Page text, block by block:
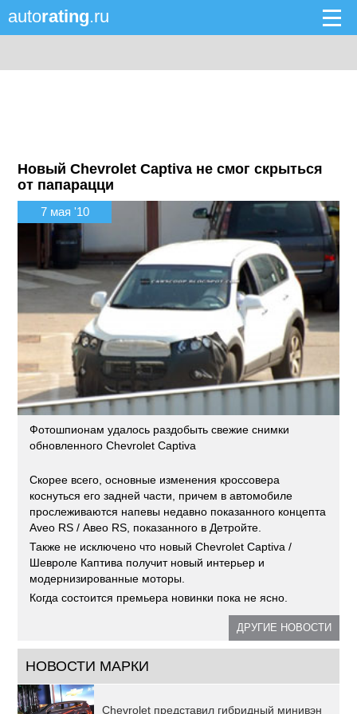
autorating.ru
Новый Chevrolet Captiva не смог скрыться
от папарацци
7 мая '10
Фотошпионам удалось раздобыть свежие снимки
обновленного Chevrolet Captiva
Скорее всего, основные изменения кроссовера
коснуться его задней части, причем в автомобиле
прослеживаются напевы недавно показанного концепта
Aveo RS / Авео RS, показанного в Детройте.
Также не исключено что новый Chevrolet Captiva /
Шевроле Каптива получит новый интерьер и
модернизированные моторы.
Когда состоится премьера новинки пока не ясно.
ДРУГИЕ НОВОСТИ
НОВОСТИ МАРКИ
Chevrolet представил гибридный минивэн